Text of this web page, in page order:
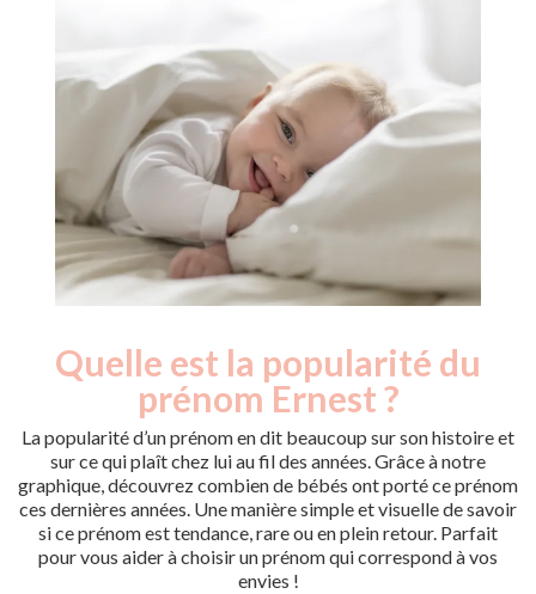
Quelle est la popularité du
prénom Ernest ?
La popularité d’un prénom en dit beaucoup sur son histoire et
sur ce qui plaît chez lui au fil des années. Grâce à notre
graphique, découvrez combien de bébés ont porté ce prénom
ces dernières années. Une manière simple et visuelle de savoir
si ce prénom est tendance, rare ou en plein retour. Parfait
pour vous aider à choisir un prénom qui correspond à vos
envies !
Année
Nouveaux-
nés
2010
20
2011
25
2012
23
2013
32
2014
21
2015
24